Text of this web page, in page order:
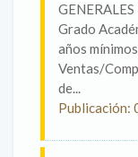
Grado
años
Ventas/
de...
Publicación: